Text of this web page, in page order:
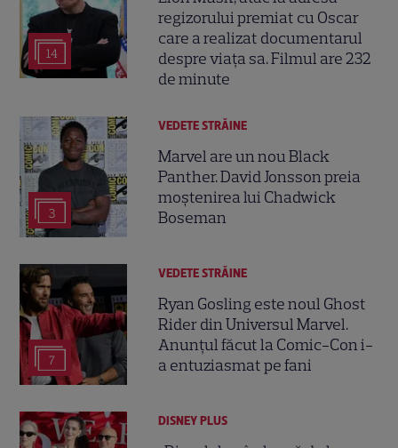
14
regizorului premiat cu Oscar
care a realizat documentarul
despre viața sa. Filmul are 232
de minute
3
VEDETE STRĂINE
Marvel are un nou Black
Panther. David Jonsson preia
moștenirea lui Chadwick
Boseman
7
VEDETE STRĂINE
Ryan Gosling este noul Ghost
Rider din Universul Marvel.
Anunțul făcut la Comic-Con i-
a entuziasmat pe fani
DISNEY PLUS